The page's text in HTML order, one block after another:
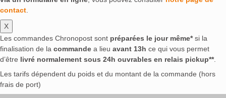
contact
X
Les commandes Chronopost sont préparées le jour même*si la
finalisation de la commande a lieu avant 13h ce qui vous permet
d’être livré normalement sous 24h ouvrables en relais pickup**.
Les tarifs dépendent du poids et du montant de la commande (hors
frais de port)